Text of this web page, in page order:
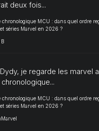
deux fois...
chronologique MCU : dans quel ordre
séries Marvel en 2026 ?
B
je regarde les marvel
chronologique MCU : dans quel ordre
séries Marvel en 2026 ?